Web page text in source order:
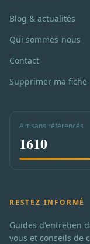
Blog & actualités
Qui sommes-nous
Contact
Supprimer ma fiche
Artisans référencés
1610
RESTEZ INFORMÉ
Guides d'entretien
vous et conseils de